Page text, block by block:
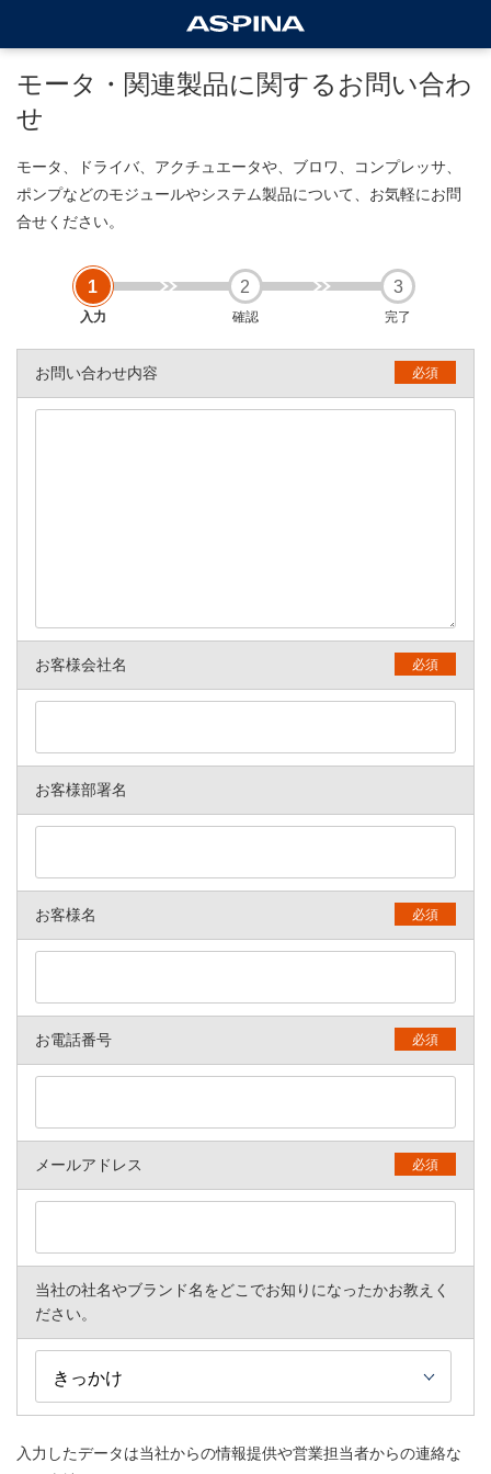
モータ・関連製品に関するお問い合わ
せ
モータ、ドライバ、アクチュエータや、ブロワ、コンプレッサ、
ポンプなどのモジュールやシステム製品について、お気軽にお問
合せください。
入力 確認 完了
必須
お問い合わせ内容
必須
お客様会社名
お客様部署名
必須
お客様名
必須
お電話番号
必須
メールアドレス
当社の社名やブランド名をどこでお知りになったかお教えく
ださい。
入力したデータは当社からの情報提供や営業担当者からの連絡な